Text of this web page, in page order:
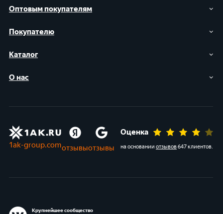
Оптовым покупателям
Покупателю
Каталог
О нас
1ak-group.comотзывыотзывы
Оценка
на основании отзывов647 клиентов.
Крупнейшее сообщество